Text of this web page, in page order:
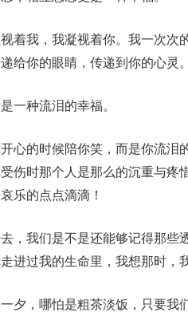
着我，我凝视着你。我一次次
给你的眼睛，传递到你的心灵
一种流泪的幸福。
心的时候陪你笑，而是你流泪
伤时那个人是那么的沉重与疼
乐的点点滴滴！
，我们是不是还能够记得那些
进过我的生命里，我想那时，
夕，哪怕是粗茶淡饭，只要我